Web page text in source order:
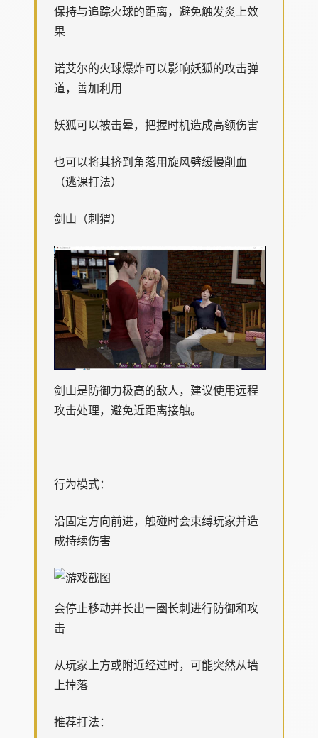
保持与追踪火球的距离，避免触发炎上效
果
诺艾尔的火球爆炸可以影响妖狐的攻击弹
道，善加利用
妖狐可以被击晕，把握时机造成高额伤害
也可以将其挤到角落用旋风劈缓慢削血
（逃课打法）
剑山（刺猬）
剑山是防御力极高的敌人，建议使用远程
攻击处理，避免近距离接触。
行为模式：
沿固定方向前进，触碰时会束缚玩家并造
成持续伤害
会停止移动并长出一圈长刺进行防御和攻
击
从玩家上方或附近经过时，可能突然从墙
上掉落
推荐打法：